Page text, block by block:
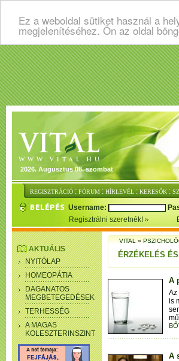
Ez a weboldal sütiket használ a
megjelenítéséhez. Ön az oldal
2026. Augusztus 08. szombat
REGISZTRÁCIÓ : FÓRUM : HÍRLEVÉL : KERESŐK :
Username:
Regisztrálni szeretnék!
AKTUÁLIS
NYITÓLAP
HOMEOPÁTIA
DAGANATOS
MEGBETEGEDÉSEK
TERHESSÉG
A MAGAS
KOLESZTERINSZINT
VITAL»
ÉRZÉKELÉS
A
Az
is
A